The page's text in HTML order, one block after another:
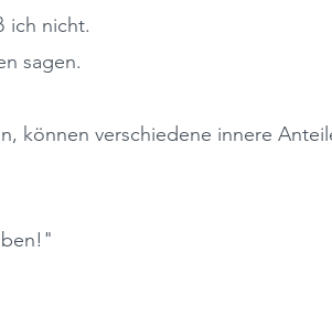
ich nicht.
sagen.
können verschiedene innere